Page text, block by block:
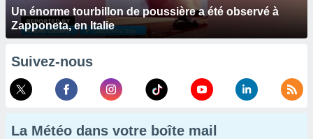
Un énorme tourbillon de poussière a été observé à
Zapponeta, en Italie
Suivez-nous
La Météo dans votre boîte mail